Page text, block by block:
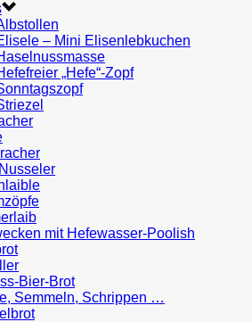
– Mini Elisenlebkuchen
„Hefe“-Zopf
mit Hefewasser-Poolish
Bier-Brot
Semmeln, Schrippen …